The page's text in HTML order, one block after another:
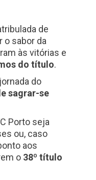
de
o sabor da
às vitórias e
do título.
do
sagrar-se
Porto seja
ou, caso
aos
o 38º título